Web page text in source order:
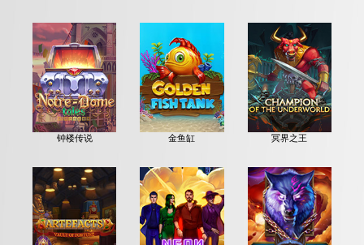
钟楼传说 金鱼缸 冥界之王